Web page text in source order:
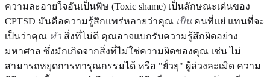
ความละอายใจอันเป็นพิษ (Toxic shame) เป็นลักษณะเด่นของ
CPTSD มันคือความรู้สึกแพร่หลายว่าคุณ เป็น คนที่แย่ แทนที่จะ
เป็นว่าคุณ ทำ สิ่งที่ไม่ดี คุณอาจแบกรับความรู้สึกผิดอย่าง
มหาศาล ซึ่งมักเกิดจากสิ่งที่ไม่ใช่ความผิดของคุณ เช่น ไม่
สามารถหยุดการทารุณกรรมได้ หรือ "ยั่วยุ" ผู้ล่วงละเมิด ความ